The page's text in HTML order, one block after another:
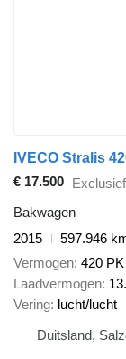
€ 17.500
Bakwagen
2015
597.946
Vermogen 420
Laadvermogen
Vering lucht/lucht
Duitsland,